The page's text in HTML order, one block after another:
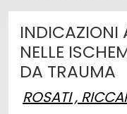
INDICAZIONI
NELLE
DA TRAUMA
ROSATI ,